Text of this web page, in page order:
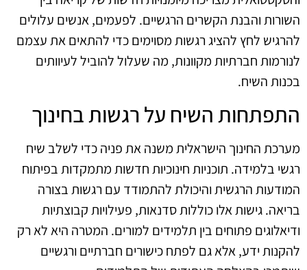
השורות והבנת הקשרים הרגשיים. לפעמים, אנשים עלולים
להרגיש לחץ להציג רגשות מסוימים כדי להתאים את עצמם
לנורמות חברתיות מקוונות, מה שעלול להוביל לעיוותים
בכנות השיח.
התפתחות השיח על רגשות בחינוך
מערכת החינוך הישראלית משנה את פניה כדי לשלב שיח
רגשי בלמידה. תוכניות חינוכיות חדשות מתמקדות בפיתוח
המודעות הרגשית והיכולת להתמודד עם רגשות בצורה
בריאה. גישות אלו כוללות סדנאות, פעילויות קבוצתיות
ודיאלוגים פתוחים בין תלמידים למורים. המטרה היא לא רק
להקנות ידע, אלא גם לפתח כישורים חברתיים ורגשיים